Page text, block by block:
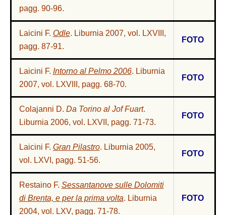
pagg. 90-96.
Laicini F. Odle. Liburnia 2007, vol. LXVIII,
pagg. 87-91.
FOTO
Laicini F. Intorno al Pelmo 2006. Liburnia
2007, vol. LXVIII, pagg. 68-70.
FOTO
Colajanni D. Da Torino al Jof Fuart.
Liburnia 2006, vol. LXVII, pagg. 71-73.
FOTO
Laicini F. Gran Pilastro. Liburnia 2005,
vol. LXVI, pagg. 51-56.
FOTO
Restaino F. Sessantanove sulle Dolomiti
di Brenta, e per la prima volta. Liburnia
2004, vol. LXV, pagg. 71-78.
FOTO